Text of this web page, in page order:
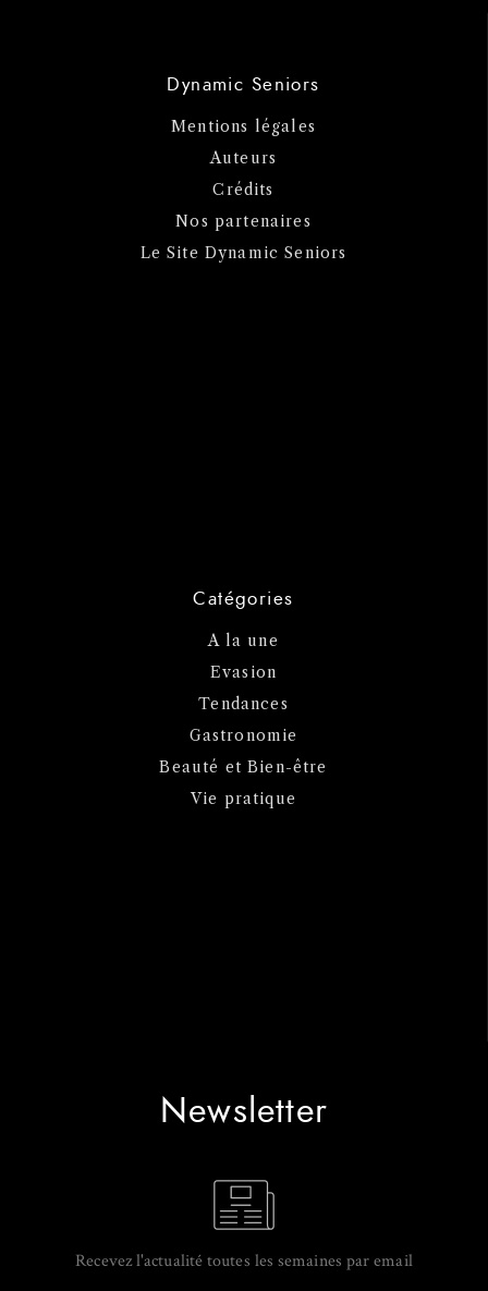
Dynamic Seniors
Mentions légales
Auteurs
Crédits
Nos partenaires
Le Site Dynamic Seniors
Catégories
A la une
Evasion
Tendances
Gastronomie
Beauté et Bien-être
Vie pratique
Newsletter
Recevez l'actualité toutes les semaines par email